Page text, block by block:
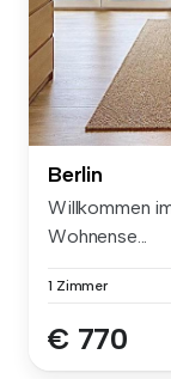
Berlin
Willkommen
Wohnense...
1 Zimmer
€ 770